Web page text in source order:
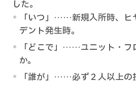
した。
「いつ」……新規入所時、ヒ
デント発生時。
「どこで」……ユニット・フ
か。
「誰が」……必ず２人以上の